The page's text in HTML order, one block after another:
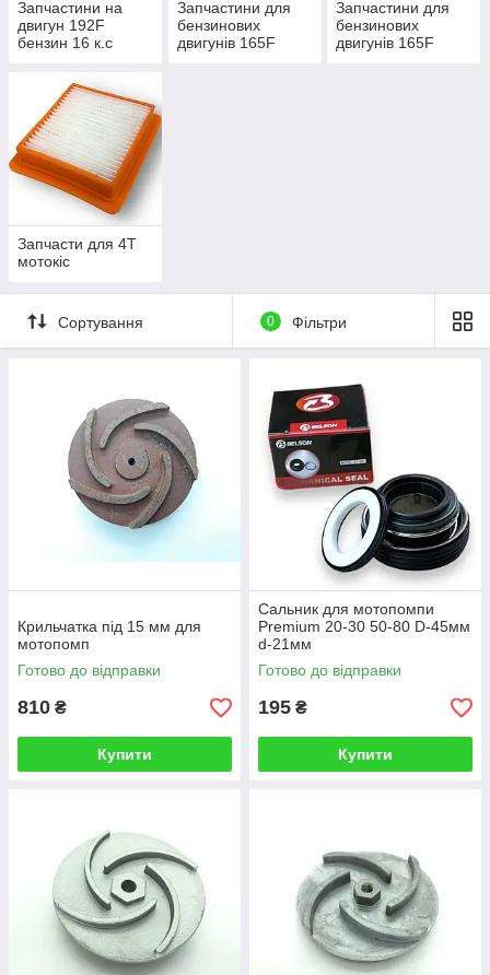
Запчастини на
двигун 192F
бензин 16 к.с
Запчастини для
бензинових
двигунів 165F
Запчастини для
бензинових
двигунів 165F
Запчасти для 4Т
мотокіс
Сортування 0 Фільтри
Крильчатка під 15 мм для
мотопомп
Готово до відправки
810 ₴
Купити
Сальник для мотопомпи
Premium 20-30 50-80 D-45мм
d-21мм
Готово до відправки
195 ₴
Купити